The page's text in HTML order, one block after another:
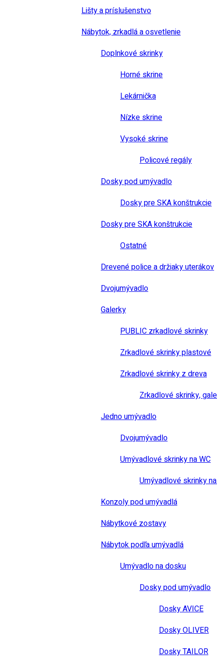
Lišty a príslušenstvo
Nábytok, zrkadlá a osvetlenie
Doplnkové skrinky
Horné skrine
Lekárnička
Nízke skrine
Vysoké skrine
Policové regály
Dosky pod umývadlo
Dosky pre SKA konštrukcie
Dosky pre SKA konštrukcie
Ostatné
Drevené police a držiaky uterákov
Dvojumývadlo
Galerky
PUBLIC zrkadlové skrinky
Zrkadlové skrinky plastové
Zrkadlové skrinky z dreva
Zrkadlové skrinky,
Jedno umývadlo
Dvojumývadlo
Umývadlové skrinky na WC
Umývadlové skrinky
Konzoly pod umývadlá
Nábytkové zostavy
Nábytok podľa umývadlá
Umývadlo na dosku
Dosky pod umývadlo
Dosky AVICE
Dosky OLIVER
Dosky TAILOR